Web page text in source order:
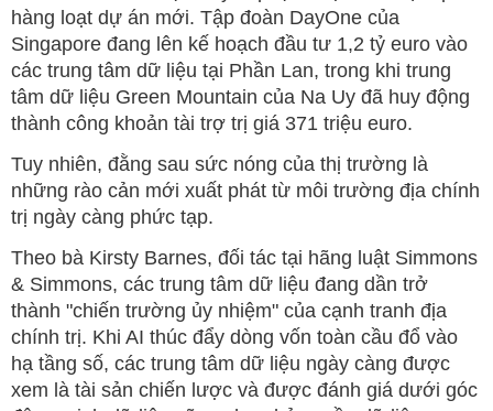
hàng loạt dự án mới. Tập đoàn DayOne của
Singapore đang lên kế hoạch đầu tư 1,2 tỷ euro vào
các trung tâm dữ liệu tại Phần Lan, trong khi trung
tâm dữ liệu Green Mountain của Na Uy đã huy động
thành công khoản tài trợ trị giá 371 triệu euro.
Tuy nhiên, đằng sau sức nóng của thị trường là
những rào cản mới xuất phát từ môi trường địa chính
trị ngày càng phức tạp.
Theo bà Kirsty Barnes, đối tác tại hãng luật Simmons
& Simmons, các trung tâm dữ liệu đang dần trở
thành "chiến trường ủy nhiệm" của cạnh tranh địa
chính trị. Khi AI thúc đẩy dòng vốn toàn cầu đổ vào
hạ tầng số, các trung tâm dữ liệu ngày càng được
xem là tài sản chiến lược và được đánh giá dưới góc